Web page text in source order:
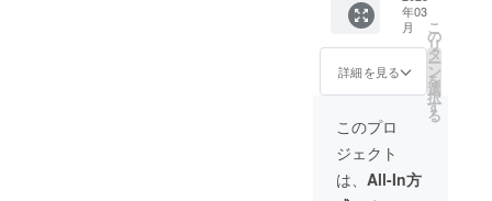
にのみ
有効で
す。
い２０
２５公
式ガイ
ドブッ
限り・
amアカ
ウント
が存続
トムー
ビーを
作成
し、
Instagr
開いた
します
＜公式
ガイド
ブック
年03
月
詳細を見る
こ
の
リ
タ
ー
ン
を
選
択
す
る
このプロ
ジェクト
は、 All-In方